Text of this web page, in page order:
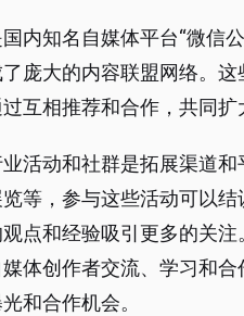
内知名自媒体平台“微信
庞大的内容联盟网络。
互相推荐和合作，共同
活动和社群是拓展渠道
等，参与这些活动可以
点和经验吸引更多的关
体创作者交流、学习和
和合作机会。